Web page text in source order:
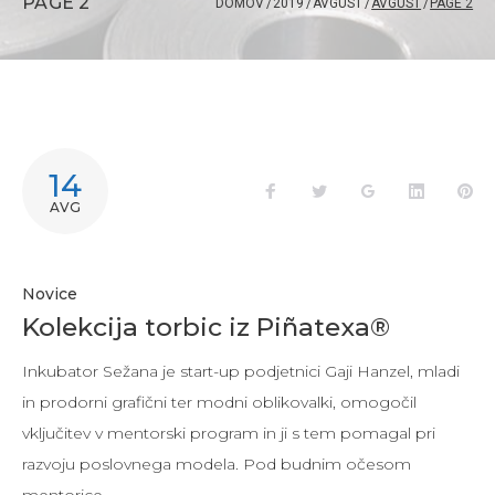
DOMOV/2019 /AVGUST/AVGUST/ PAGE 2
MESEC:
2019
14
AVG
FacebookTwitter Google+LinkedIn
Novice
Kolekcija torbic iz Piñatexa®
Inkubator Sežana je start-up podjetnici Gaji Hanzel, mladi
in prodorni grafični ter modni oblikovalki, omogočil
vključitev v mentorski program in ji s tem pomagal pri
razvoju poslovnega modela. Pod budnim očesom